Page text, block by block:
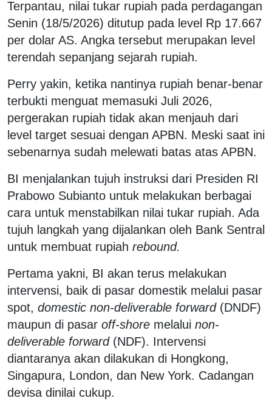
Terpantau, nilai tukar rupiah pada perdagangan
Senin (18/5/2026) ditutup pada level Rp 17.667
per dolar AS. Angka tersebut merupakan level
terendah sepanjang sejarah rupiah.
Perry yakin, ketika nantinya rupiah benar-benar
terbukti menguat memasuki Juli 2026,
pergerakan rupiah tidak akan menjauh dari
level target sesuai dengan APBN. Meski saat ini
sebenarnya sudah melewati batas atas APBN.
BI menjalankan tujuh instruksi dari Presiden RI
Prabowo Subianto untuk melakukan berbagai
cara untuk menstabilkan nilai tukar rupiah. Ada
tujuh langkah yang dijalankan oleh Bank Sentral
untuk membuat rupiah rebound.
Pertama yakni, BI akan terus melakukan
intervensi, baik di pasar domestik melalui pasar
spot, domestic non-deliverable forward(DNDF)
maupun di pasar off-shore melalui non-
deliverable forward(NDF). Intervensi
diantaranya akan dilakukan di Hongkong,
Singapura, London, dan New York. Cadangan
devisa dinilai cukup.